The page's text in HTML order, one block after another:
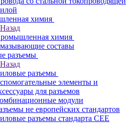
химия
Назад
химия
составы
разъемы
Назад
разъемы
элементы и
для разъемов
модули
не европейских стандартов
разъемы стандарта CEE